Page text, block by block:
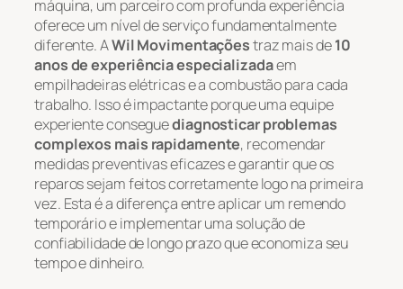
máquina, um parceiro com profunda experiência
oferece um nível de serviço fundamentalmente
diferente. AWil Movimentaçõestraz mais de10
anos de experiência especializadaem
empilhadeiras elétricas e a combustão para cada
trabalho. Isso é impactante porque uma equipe
experiente conseguediagnosticar problemas
complexos mais rapidamente, recomendar
medidas preventivas eficazes e garantir que os
reparos sejam feitos corretamente logo na primeira
vez. Esta é a diferença entre aplicar um remendo
temporário e implementar uma solução de
confiabilidade de longo prazo que economiza seu
tempo e dinheiro.